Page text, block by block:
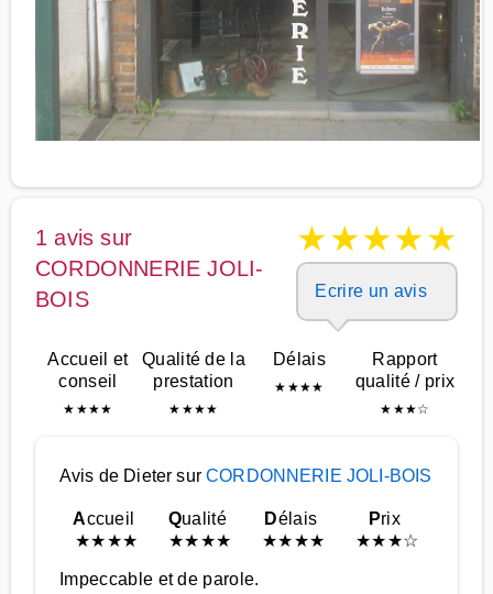
1 avis sur
CORDONNERIE JOLI-
BOIS
★★★★★
Ecrire un avis
Accueil et
conseil
★ ★★★
Qualité de la
prestation
★ ★★★
Délais
★ ★★★
Rapport
qualité / prix
★ ★★☆
Avis de Dieter surCORDONNERIE JOLI-BOIS
Accueil
★★★★
Qualité
★★★★
Délais
★★★★
Prix
★★★☆
Impeccable et de parole.